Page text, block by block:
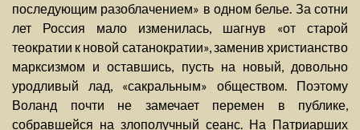
последующим разоблачением» в одном белье. За сотни
лет Россия мало изменилась, шагнув «от старой
теократии к новой сатанократии», заменив христианство
марксизмом и оставшись, пусть на новый, довольно
уродливый лад, «сакральным» обществом. Поэтому
Воланд почти не замечает перемен в публике,
собравшейся на злополучный сеанс. На Патриарших